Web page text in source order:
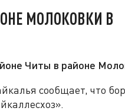
МОЛОКОВКИ В
Читы в районе
сообщает, что